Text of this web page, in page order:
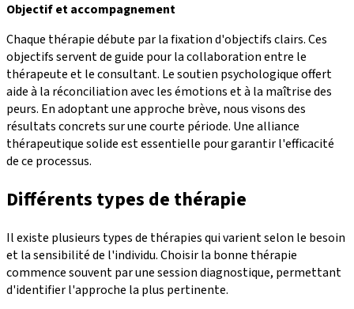
Objectif et accompagnement
Chaque thérapie débute par la fixation d'objectifs clairs. Ces
objectifs servent de guide pour la collaboration entre le
thérapeute et le consultant. Le soutien psychologique offert
aide à la réconciliation avec les émotions et à la maîtrise des
peurs. En adoptant une approche brève, nous visons des
résultats concrets sur une courte période. Une alliance
thérapeutique solide est essentielle pour garantir l'efficacité
de ce processus.
Différents types de thérapie
Il existe plusieurs types de thérapies qui varient selon le besoin
et la sensibilité de l'individu. Choisir la bonne thérapie
commence souvent par une session diagnostique, permettant
d'identifier l'approche la plus pertinente.